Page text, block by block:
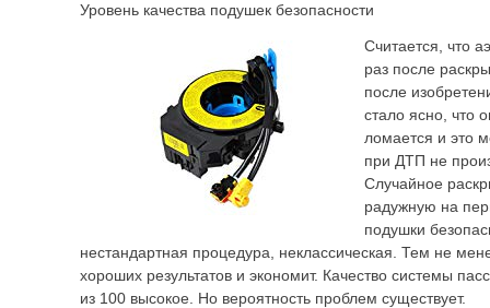
Уровень качества подушек безопасности
Считается, что
раз после
после
стало ясно, что
ломается и это
при ДТП не
Случайное
радужную на
подушки
нестандартная процедура, неклассическая. Тем не
хороших результатов и экономит. Качество системы
из 100 высокое. Но вероятность проблем существует.